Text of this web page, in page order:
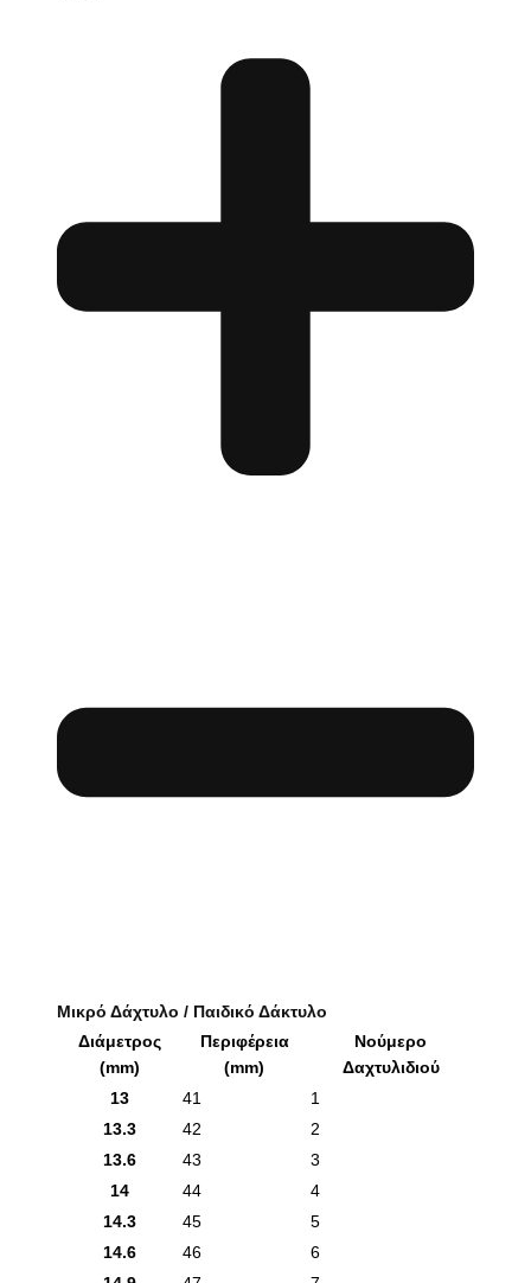
Μικρό Δάχτυλο / Παιδικό Δάκτυλο
Διάμετρος
(mm)
Περιφέρεια
(mm)
Νούμερο
Δαχτυλιδιού
13
41
1
13.3
42
2
13.6
43
3
14
44
4
14.3
45
5
14.6
46
6